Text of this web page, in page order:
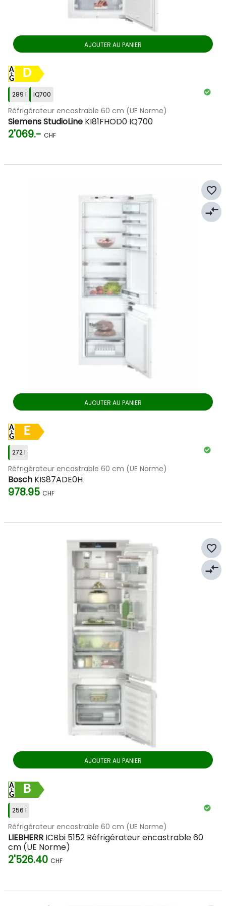
AJOUTER AU PANIER
D
289 l IQ700
Réfrigérateur encastrable 60 cm (UE Norme)
Siemens StudioLine KI81FHOD0 IQ700
2'069.- CHF
AJOUTER AU PANIER
E
272 l
Réfrigérateur encastrable 60 cm (UE Norme)
Bosch KIS87ADE0H
978.95 CHF
favorite_border
compare_arrows
AJOUTER AU PANIER
B
256 l
Réfrigérateur encastrable 60 cm (UE Norme)
LIEBHERR ICBbi 5152 Réfrigérateur encastrable 60
cm (UE Norme)
2'526.40 CHF
favorite_border
compare_arrows